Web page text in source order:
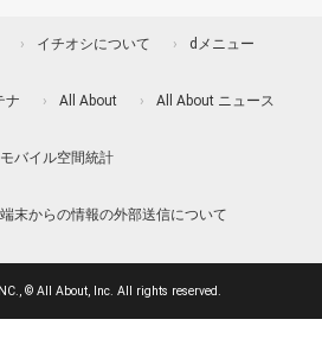
イチオシについて dメニュー
ナ All About All About ニュース
モバイル空間統計
末からの情報の外部送信について
© All About, Inc. All rights reserved.